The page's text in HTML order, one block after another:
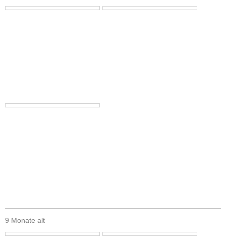
9 Monate alt